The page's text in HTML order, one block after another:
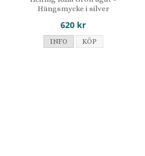
Hängsmycke i silver
620 kr
INFO KÖP